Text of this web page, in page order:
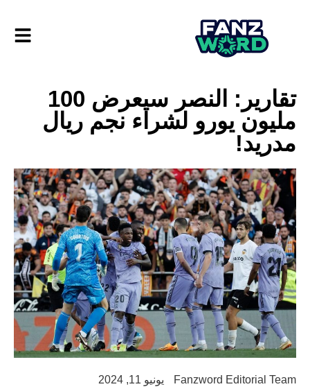
تقارير: النصر سيعرض 100
مليون يورو لشراء نجم ريال
مدريد!
Fanzword Editorial Team
يونيو 11, 2024